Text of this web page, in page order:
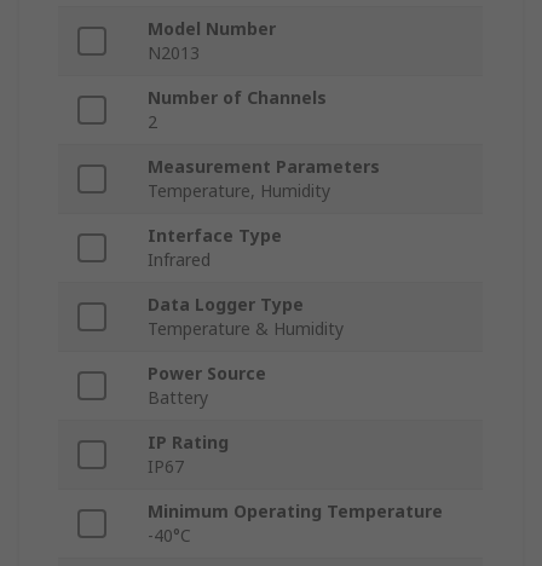
Model Number
N2013
Number of Channels
2
Measurement Parameters
Temperature, Humidity
Interface Type
Infrared
Data Logger Type
Temperature & Humidity
Power Source
Battery
IP Rating
IP67
Minimum Operating Temperature
-40°C